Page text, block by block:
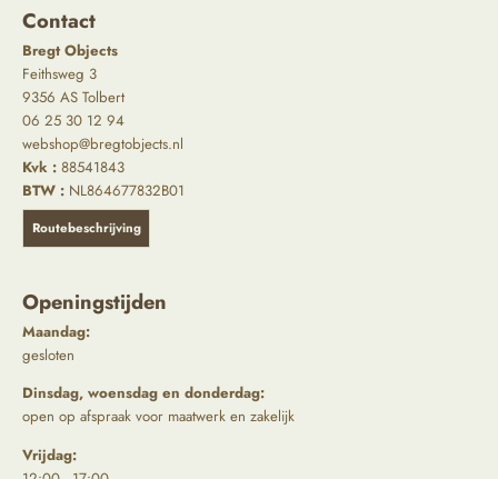
Contact
Bregt Objects
Feithsweg 3
9356 AS Tolbert
06 25 30 12 94
webshop@bregtobjects.nl
Kvk : 88541843
BTW : NL864677832B01
Routebeschrijving
Openingstijden
Maandag:
gesloten
Dinsdag, woensdag en donderdag:
open op afspraak voor maatwerk en zakelijk
Vrijdag: